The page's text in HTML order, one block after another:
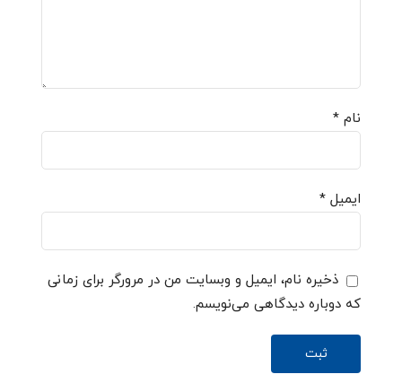
نام *
ایمیل *
ذخیره نام، ایمیل و وبسایت من در مرورگر برای زمانی
که دوباره دیدگاهی می‌نویسم.